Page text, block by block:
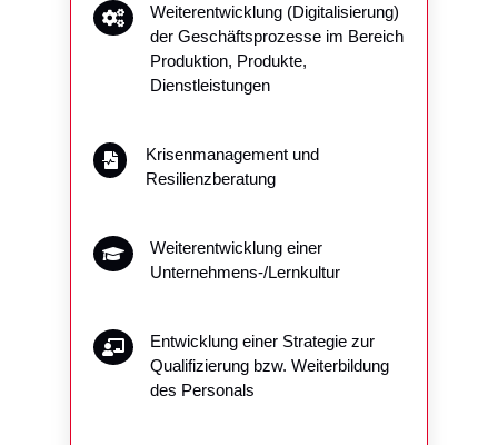

Weiterentwicklung (Digitalisierung)
der Geschäftsprozesse im Bereich
Produktion, Produkte,
Dienstleistungen

Krisenmanagement und
Resilienzberatung

Weiterentwicklung einer
Unternehmens-/Lernkultur

Entwicklung einer Strategie zur
Qualifizierung bzw. Weiterbildung
des Personals